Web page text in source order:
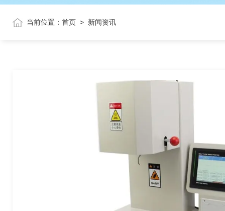
当前位置： 首页 > 新闻资讯